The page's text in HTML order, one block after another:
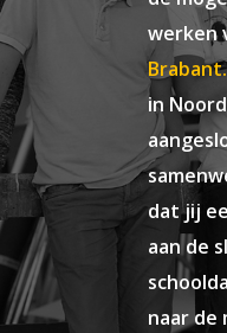
werken
Brabant.
in
dat jij
aan de
naar de